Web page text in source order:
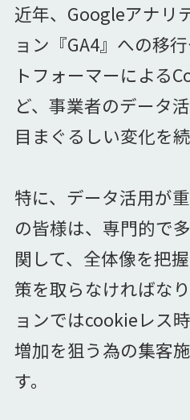
近年、Googleアナリ
ョン『GA4』への移
トフォーマーによる
ど、事業者のデータ
目まぐるしい変化を続
特に、データ活用が
の皆様は、専門的で
関して、全体像を把
策を取らなければな
ョンではcookieレス
増加を狙う為の集客
す。